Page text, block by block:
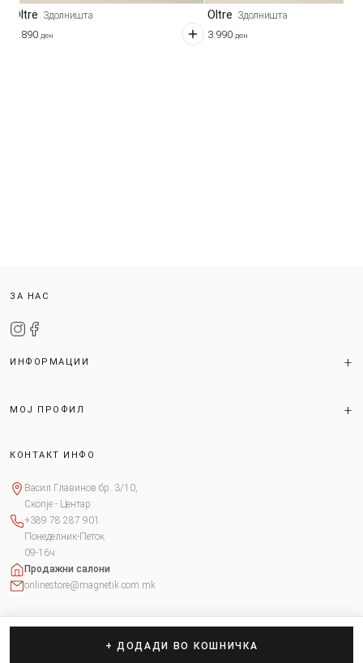
+ ДОДАДИ ВО КОШНИЧКА
Oltre Здолништа
5.890 ден
Oltre Здолништа
3.990 ден
ЗА НАС
ИНФОРМАЦИИ
МОЈ ПРОФИЛ
КОНТАКТ ИНФО
Васил Главинов бр. 3/10,
Скопје - Центар
+389 78 287 901
Понеделник-Петок
09-16ч
Продажни салони
onlinestore@magnetik.com.mk
Copyright © 2026 Magnetik. Сите права задржани. Поставки за колачиња